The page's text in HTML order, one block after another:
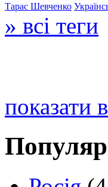
Тарас Шевченко
» всі теги
показати